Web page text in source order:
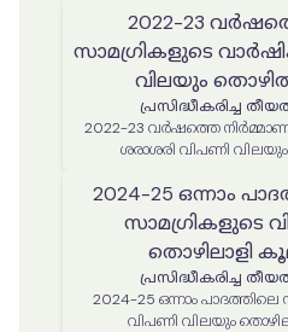
2022-23
സാമഗ്രികളുടെ
വിലയും
പ്രസിദ്ധീകരിച്ച
2022-23 വർഷത്തെ
ശരാശരി വിപണി
2024-25 ഒന്നാം
സാമഗ്രികളുടെ
തൊഴിലാളി
പ്രസിദ്ധീകരിച്ച
2024-25 ഒന്നാം പാദത്തിലെ നിർമ്മാണ സാമഗ്രികളുടെ
വിപണി വിലയും